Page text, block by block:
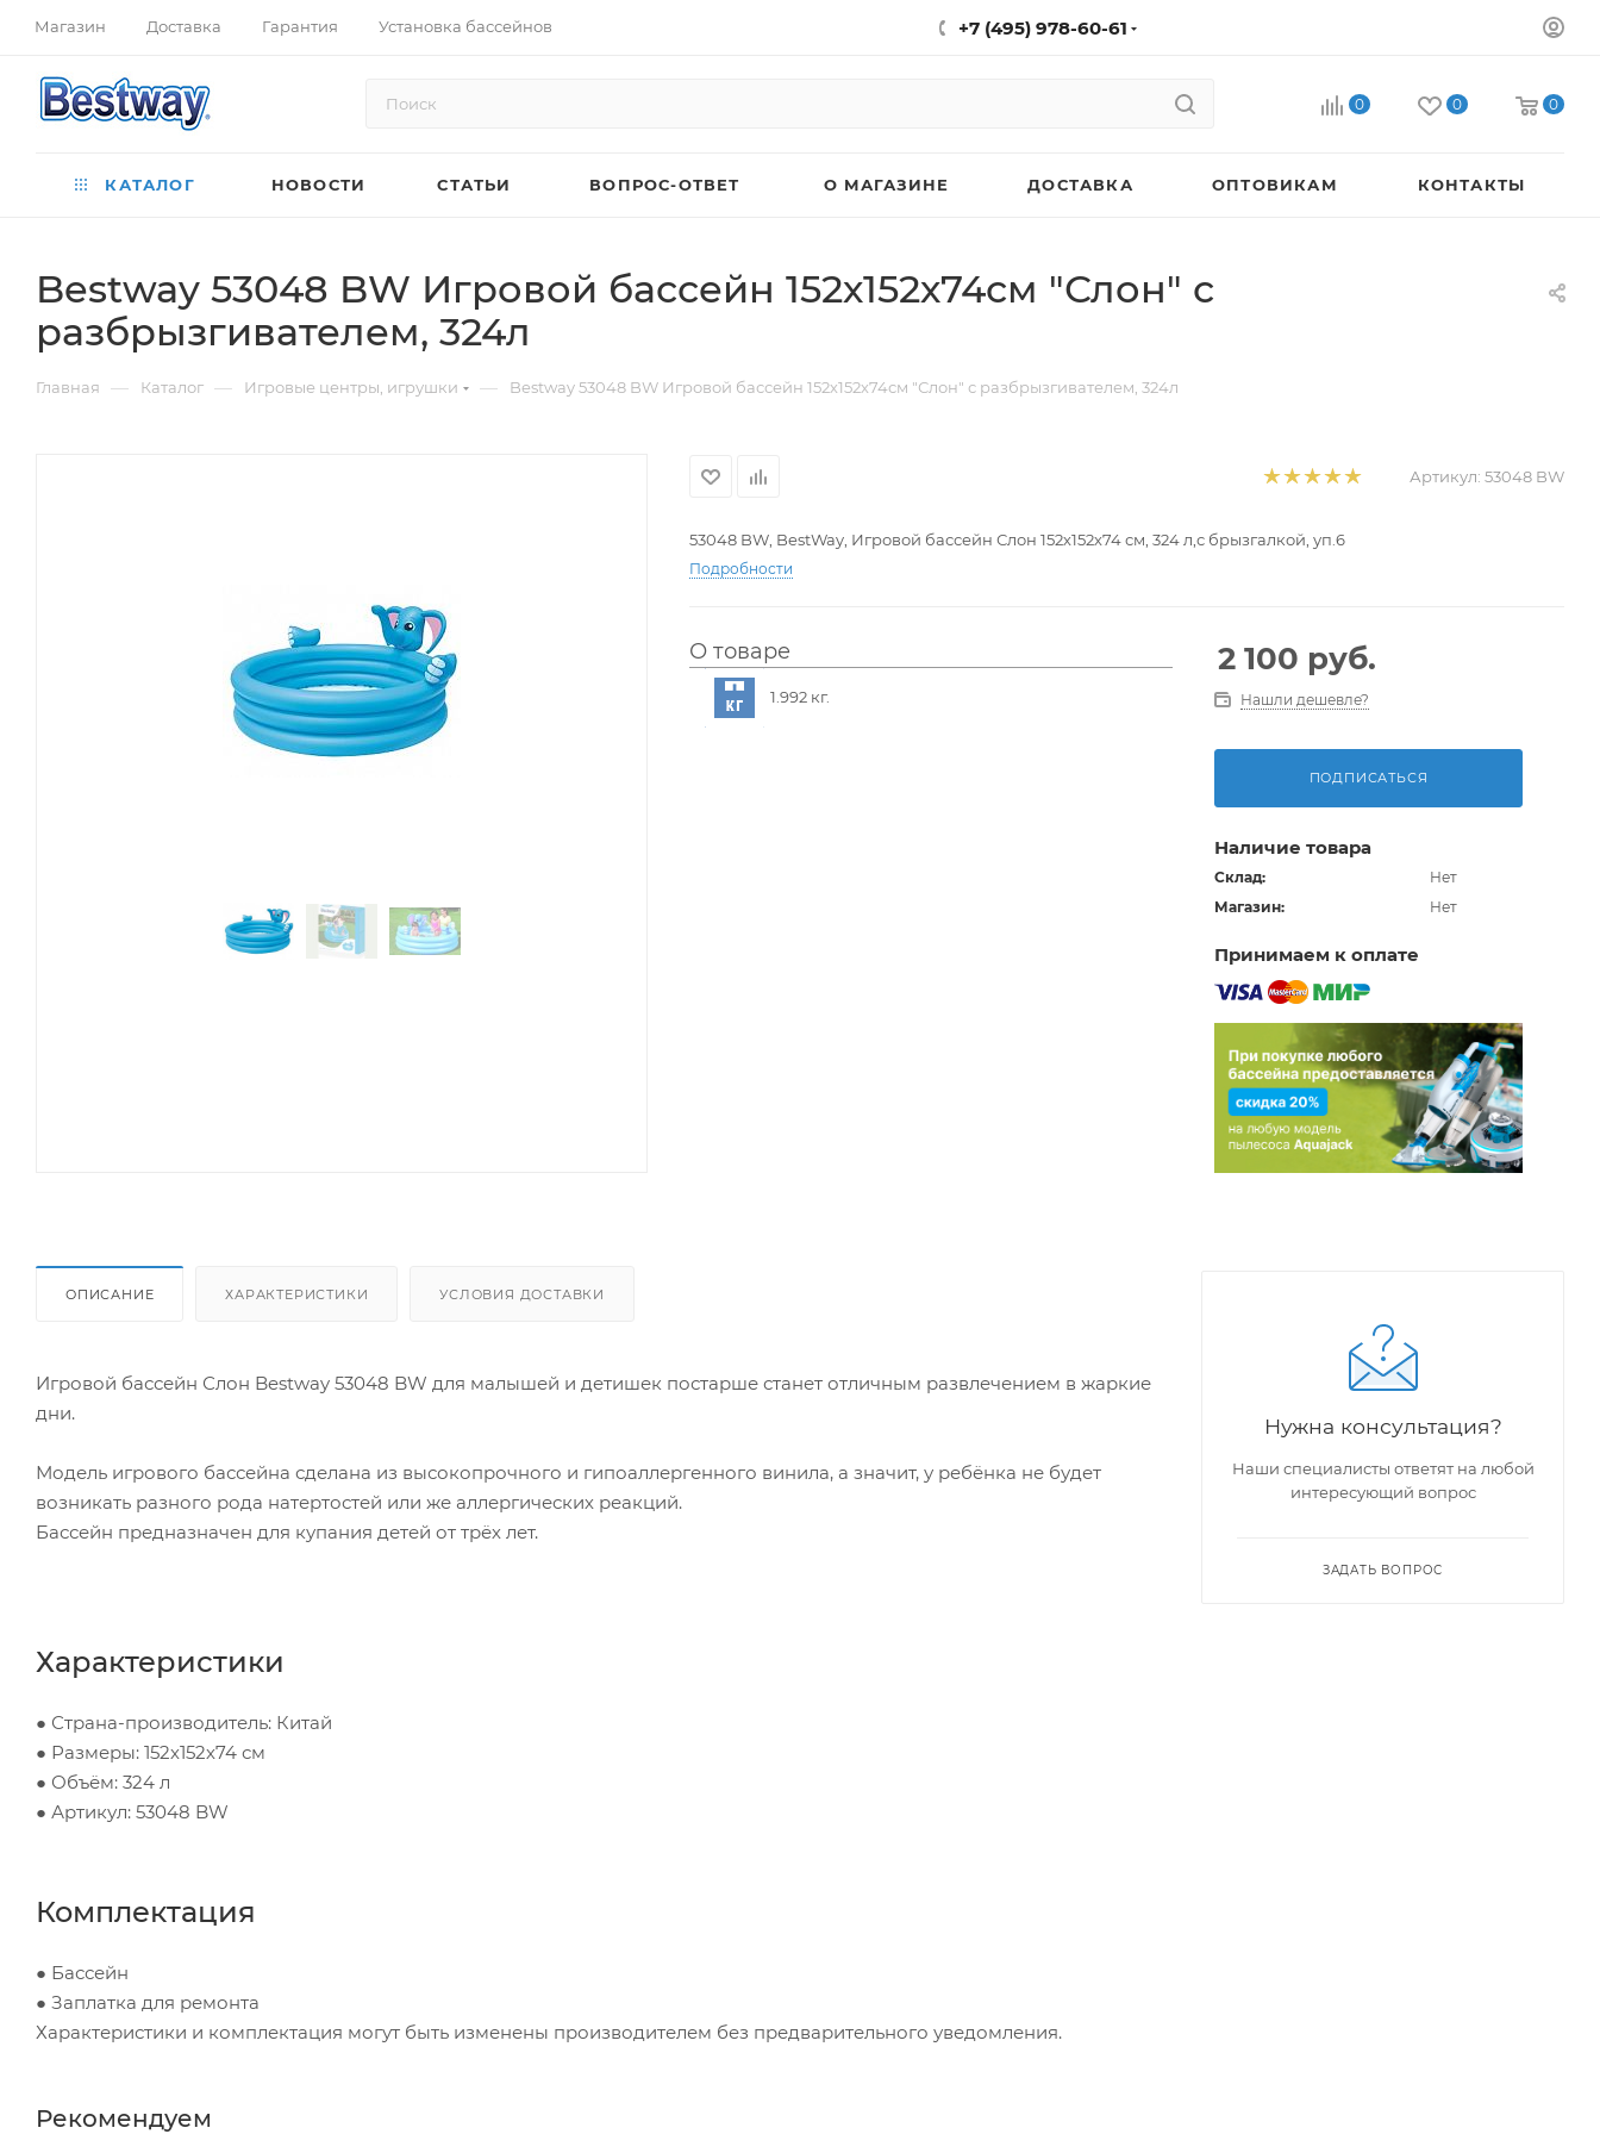
Магазин Доставка Гарантия Установка бассейнов +7 (495) 978-60-61
0 0 0
КАТАЛОГ НОВОСТИ СТАТЬИ ВОПРОС-ОТВЕТ О МАГАЗИНЕ ДОСТАВКА ОПТОВИКАМ КОНТАКТЫ
Bestway 53048 BW Игровой бассейн 152х152х74см "Слон" с
разбрызгивателем, 324л
Главная — Каталог — Игровые центры, игрушки — Bestway 53048 BW Игровой бассейн 152х152х74см "Слон" с разбрызгивателем, 324л
Артикул: 53048 BW
53048 BW, BestWay, Игровой бассейн Слон 152х152х74 см, 324 л,с брызгалкой, уп.6
Подробности
О товаре
1.992 кг.
2 100 руб.
Нашли дешевле?
ПОДПИСАТЬСЯ
Наличие товара
Склад:
Нет
Магазин:
Нет
Принимаем к оплате
ОПИСАНИЕ ХАРАКТЕРИСТИКИ УСЛОВИЯ ДОСТАВКИ
Игровой бассейн Слон Bestway 53048 BW для малышей и детишек постарше станет отличным развлечением в жаркие
дни.
Модель игрового бассейна сделана из высокопрочного и гипоаллергенного винила, а значит, у ребёнка не будет
возникать разного рода натертостей или же аллергических реакций.
Бассейн предназначен для купания детей от трёх лет.
Характеристики
● Страна-производитель: Китай
● Размеры: 152х152х74 см
● Объём: 324 л
● Артикул: 53048 BW
Комплектация
● Бассейн
● Заплатка для ремонта
Характеристики и комплектация могут быть изменены производителем без предварительного уведомления.
Рекомендуем
Нужна консультация?
Наши специалисты ответят на любой
интересующий вопрос
ЗАДАТЬ ВОПРОС